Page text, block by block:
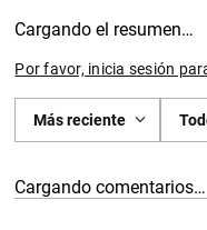
Cargando el resumen…
Por favor, inicia sesión
Más reciente
Cargando comentarios…